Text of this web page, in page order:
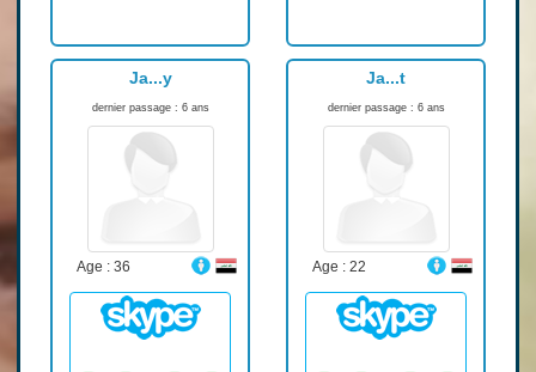
Ja...y
dernier passage : 6 ans
Age : 36
Ja...t
dernier passage : 6 ans
Age : 22